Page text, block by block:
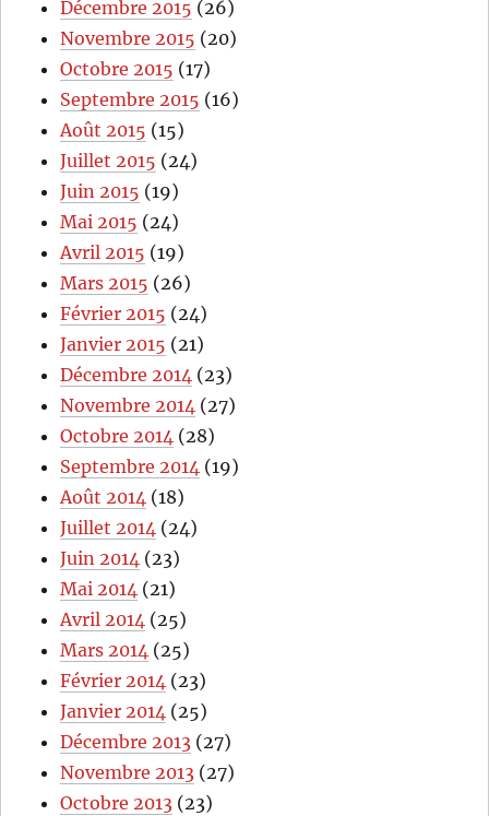
Décembre 2015 (26)
Novembre 2015 (20)
Octobre 2015 (17)
Septembre 2015 (16)
Août 2015 (15)
Juillet 2015 (24)
Juin 2015 (19)
Mai 2015 (24)
Avril 2015 (19)
Mars 2015 (26)
Février 2015 (24)
Janvier 2015 (21)
Décembre 2014 (23)
Novembre 2014 (27)
Octobre 2014 (28)
Septembre 2014 (19)
Août 2014 (18)
Juillet 2014 (24)
Juin 2014 (23)
Mai 2014 (21)
Avril 2014 (25)
Mars 2014 (25)
Février 2014 (23)
Janvier 2014 (25)
Décembre 2013 (27)
Novembre 2013 (27)
Octobre 2013 (23)